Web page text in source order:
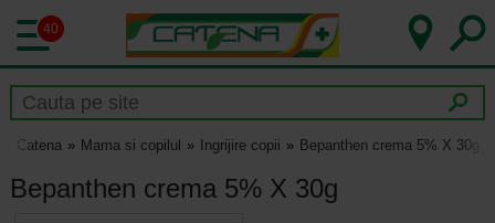
40
Catena Mama si copilul Ingrijire copii Bepanthen crema 5% X 30g
Bepanthen crema 5% X 30g